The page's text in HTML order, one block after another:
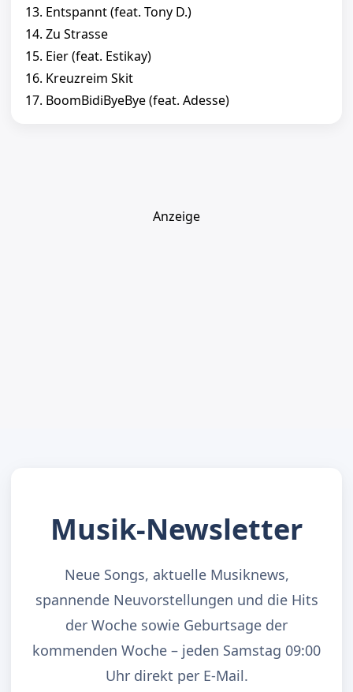
13. Entspannt (feat. Tony D.)
14. Zu Strasse
15. Eier (feat. Estikay)
16. Kreuzreim Skit
17. BoomBidiByeBye (feat. Adesse)
Anzeige
Musik-Newsletter
Neue Songs, aktuelle Musiknews,
spannende Neuvorstellungen und die Hits
der Woche sowie Geburtsage der
kommenden Woche – jeden Samstag 09:00
Uhr direkt per E-Mail.